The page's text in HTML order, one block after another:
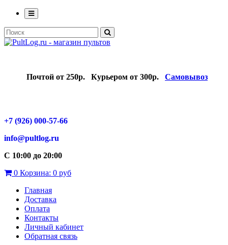
Почтой от 250р. Курьером от 300р. Самовывоз
+7 (926) 000-57-66
info@pultlog.ru
С 10:00 до 20:00
0 Корзина: 0 руб
Главная
Доставка
Оплата
Контакты
Личный кабинет
Обратная связь